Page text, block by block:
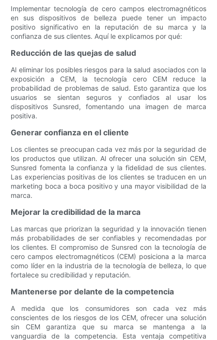
Implementar tecnología de cero campos electromagnéticos
en sus dispositivos de belleza puede tener un impacto
positivo significativo en la reputación de su marca y la
confianza de sus clientes. Aquí le explicamos por qué:
Reducción de las quejas de salud
Al eliminar los posibles riesgos para la salud asociados con la
exposición a CEM, la tecnología cero CEM reduce la
probabilidad de problemas de salud. Esto garantiza que los
usuarios se sientan seguros y confiados al usar los
dispositivos Sunsred, fomentando una imagen de marca
positiva.
Generar confianza en el cliente
Los clientes se preocupan cada vez más por la seguridad de
los productos que utilizan. Al ofrecer una solución sin CEM,
Sunsred fomenta la confianza y la fidelidad de sus clientes.
Las experiencias positivas de los clientes se traducen en un
marketing boca a boca positivo y una mayor visibilidad de la
marca.
Mejorar la credibilidad de la marca
Las marcas que priorizan la seguridad y la innovación tienen
más probabilidades de ser confiables y recomendadas por
los clientes. El compromiso de Sunsred con la tecnología de
cero campos electromagnéticos (CEM) posiciona a la marca
como líder en la industria de la tecnología de belleza, lo que
fortalece su credibilidad y reputación.
Mantenerse por delante de la competencia
A medida que los consumidores son cada vez más
conscientes de los riesgos de los CEM, ofrecer una solución
sin CEM garantiza que su marca se mantenga a la
vanguardia de la competencia. Esta ventaja competitiva